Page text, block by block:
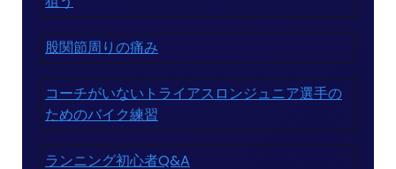
股関節周りの痛み
コーチがいないトライアスロンジュニア選手の
ためのバイク練習
ランニング初心者Q&A